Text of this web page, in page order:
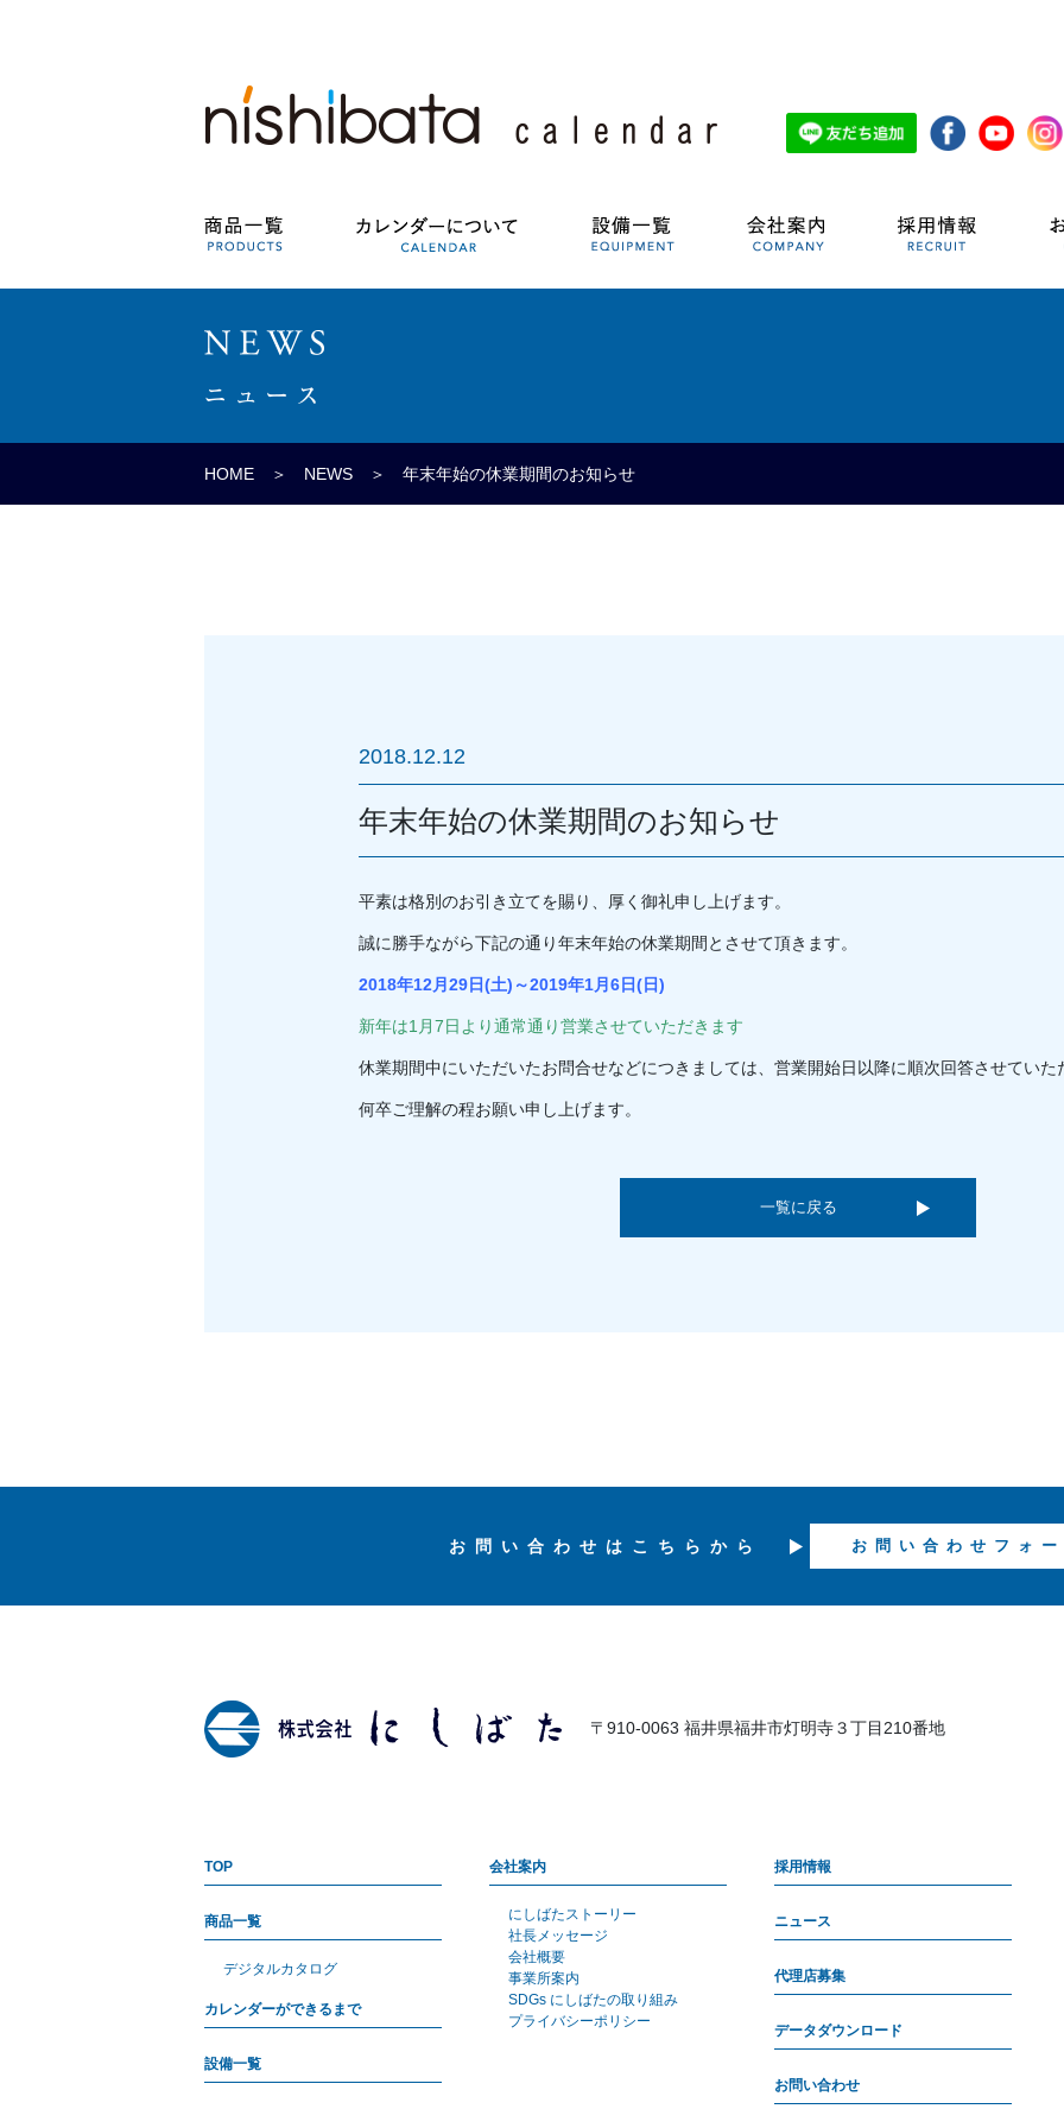
HOME ＞ NEWS ＞ 年末年始の休業期間のお知らせ
2018.12.12
年末年始の休業期間のお知らせ
平素は格別のお引き立てを賜り、厚く御礼申し上げます。
誠に勝手ながら下記の通り年末年始の休業期間とさせて頂きます。
2018年12月29日(土)～2019年1月6日(日)
新年は1月7日より通常通り営業させていただきます
休業期間中にいただいたお問合せなどにつきましては、営業開始日以降に順次回答させていた
何卒ご理解の程お願い申し上げます。
一覧に戻る
お問い合わせは こちらから お問い合わせフォー
〒910-0063 福井県福井市灯明寺３丁目210番地
TOP
商品一覧
デジタルカタログ
カレンダーができるまで
設備一覧
会社案内
にしばたストーリー
社長メッセージ
会社概要
事業所案内
SDGs にしばたの取り組み
プライバシーポリシー
採用情報
ニュース
代理店募集
データダウンロード
お問い合わせ